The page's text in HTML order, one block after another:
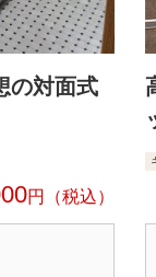
の対面式
円